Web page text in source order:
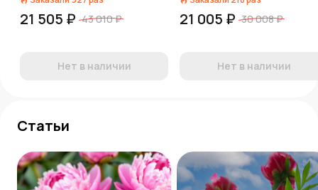
21 505 ₽ 43 010 ₽
Нет в наличии
21 005 ₽ 30 008 ₽
Нет в наличии
Статьи